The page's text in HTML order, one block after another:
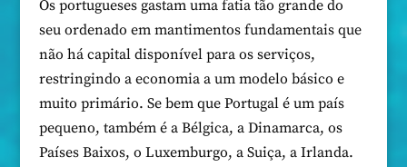
Os portugueses gastam uma fatia tão grande do
seu ordenado em mantimentos fundamentais que
não há capital disponível para os serviços,
restringindo a economia a um modelo básico e
muito primário. Se bem que Portugal é um país
pequeno, também é a Bélgica, a Dinamarca, os
Países Baixos, o Luxemburgo, a Suiça, a Irlanda.